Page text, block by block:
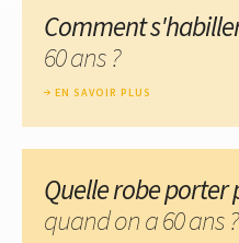
Comment
60 ans ?
EN SAVOIR PLUS
Quelle robe
quand on a 60 ans ?